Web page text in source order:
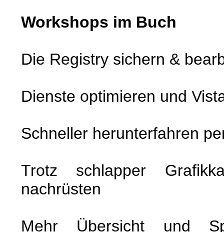
Workshops im Buch
Die Registry sichern &
Dienste optimieren und
Schneller herunterfahren
Trotz schlapper
nachrüsten
Mehr Übersicht und